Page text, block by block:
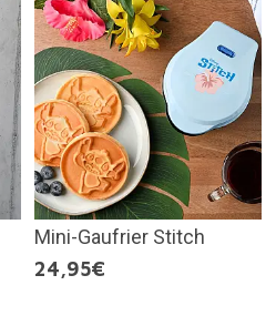
Mini-Gaufrier Stitch
24,95€